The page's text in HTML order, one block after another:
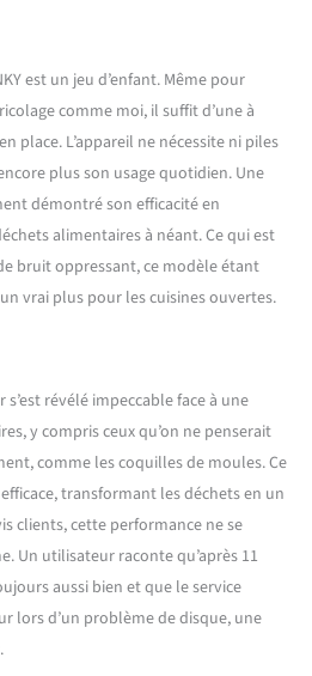
est un jeu d’enfant. Même pour
comme moi, il suffit d’une à
place. L’appareil ne nécessite ni piles
plus son usage quotidien. Une
démontré son efficacité en
alimentaires à néant. Ce qui est
bruit oppressant, ce modèle étant
vrai plus pour les cuisines ouvertes.
révélé impeccable face à une
y compris ceux qu’on ne penserait
comme les coquilles de moules. Ce
transformant les déchets en un
clients, cette performance ne se
Un utilisateur raconte qu’après 11
aussi bien et que le service
lors d’un problème de disque, une